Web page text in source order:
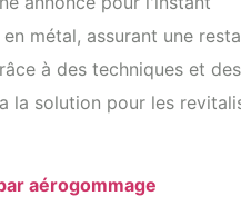
métal, assurant une
à des techniques et
solution pour les
aérogommage